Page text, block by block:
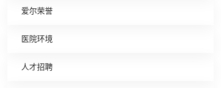
爱尔荣誉
医院环境
人才招聘